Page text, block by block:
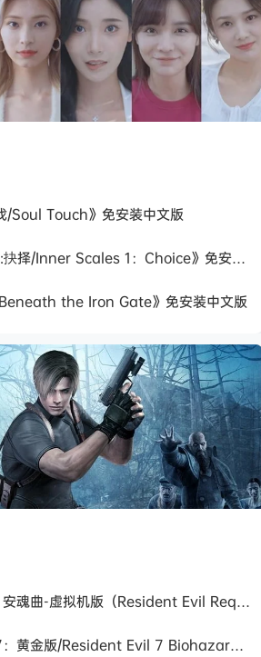
/Soul Touch》免安装中文版
《天平游戏1:抉择/Inner Scales 1：Choice》免安装中文版
Beneath the Iron Gate》免安装中文版
生化危机9：安魂曲-虚拟机版（Resident Evil Requiem HYPERVISOR）免安装中文版
《生化危机7：黄金版/Resident Evil 7 Biohazard》免安装中文版